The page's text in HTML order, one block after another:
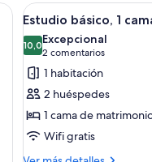
silla, una mesita,
Abrir
todas
las
fotos
de
Estudio
básico,
1
8
Estudio básico, 1
10,010,0 de 10
Excepcional
2 comentarios
(2 comentarios)
1 habitación
2 huéspedes
1 cama de
Wifi gratis